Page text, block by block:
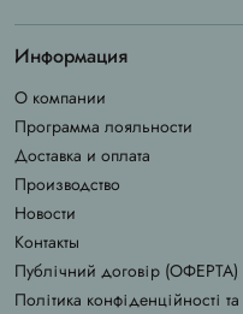
Информация
О компании
Программа лояльности
Доставка и оплата
Производство
Новости
Контакты
Публічний договір (ОФЕРТА)
Політика конфіденційності